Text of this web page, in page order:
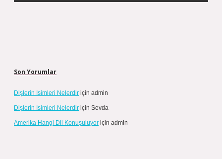
Son Yorumlar
Dişlerin Isimleri Nelerdir için admin
Dişlerin Isimleri Nelerdir için Sevda
Amerika Hangi Dil Konuşuluyor için admin